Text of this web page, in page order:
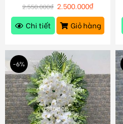
2.550.000₫ 2.500.000₫
Chi tiết
Giỏ hàng
-6%